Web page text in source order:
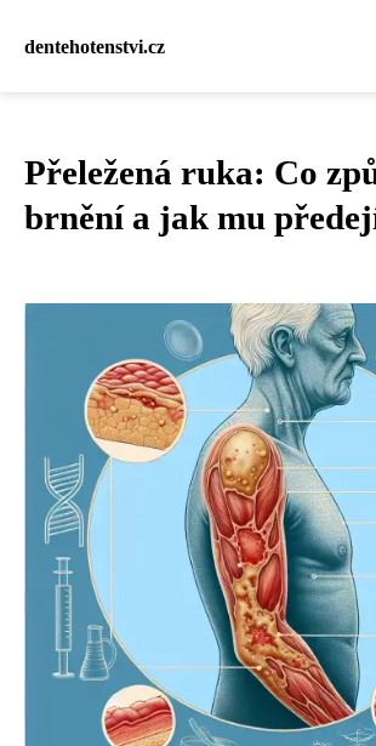
dentehotenstvi.cz
Přeležená ruka: Co
brnění a jak mu